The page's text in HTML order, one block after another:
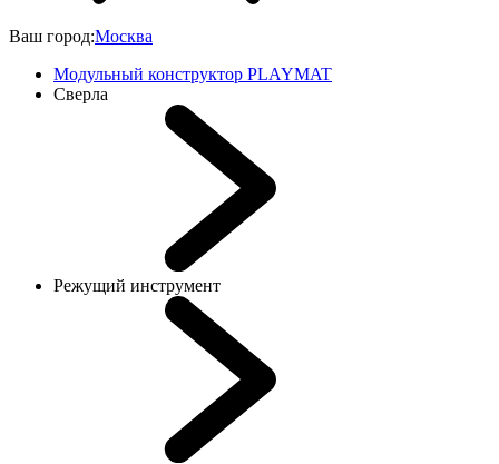
Ваш город:Москва
Модульный конструктор PLAYMAT
Сверла
Режущий инструмент